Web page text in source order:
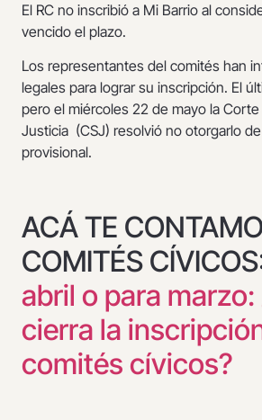
El RC no inscribió a Mi Barrio al
vencido el plazo.
Los representantes del comités han
legales para lograr su inscripción. El
pero el miércoles 22 de mayo la
Justicia (CSJ) resolvió no otorgarlo
provisional.
ACÁ TE
COMITÉS
abril o para
cierra la
comités cívicos?